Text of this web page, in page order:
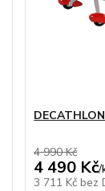
4 990 Kč
4 490 Kč/
3 711 Kč bez